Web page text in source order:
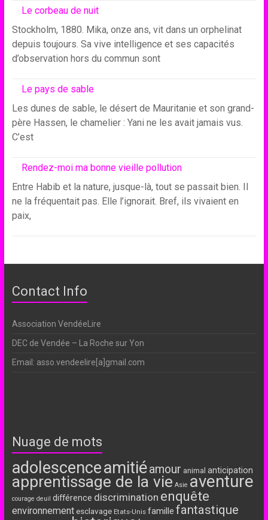
Le corbeau de nuit
Stockholm, 1880. Mika, onze ans, vit dans un orphelinat
depuis toujours. Sa vive intelligence et ses capacités
d’observation hors du commun sont
Le pays de sable
Les dunes de sable, le désert de Mauritanie et son grand-
père Hassen, le chamelier : Yani ne les avait jamais vus.
C’est
Rendez-moi ma bonne vieille pollution
Entre Habib et la nature, jusque-là, tout se passait bien. Il
ne la fréquentait pas. Elle l’ignorait. Bref, ils vivaient en
paix,
Contact Info
Association VendéeLire
DEC de Vendée – La Roche sur Yon
Email: asso.vendeelire[a]gmail.com
Nuage de mots
adolescenceamitiéamour animal anticipation
apprentissage de la vie Asie aventure
courage deuil différence discrimination enquête
environnement esclavage Etats-Unis famille fantastique